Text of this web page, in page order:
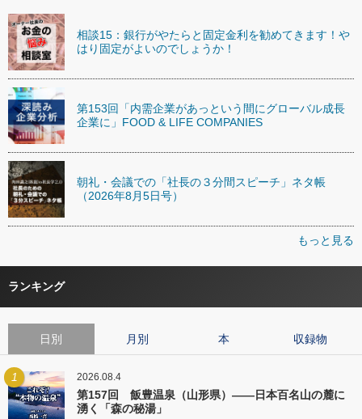
相談15：銀行がやたらと固定金利を勧めてきます！や
はり固定がよいのでしょうか！
第153回「内需企業があっという間にグローバル成長
企業に」FOOD & LIFE COMPANIES
朝礼・会議での「社長の３分間スピーチ」ネタ帳
（2026年8月5日号）
もっと見る
ランキング
日別 月別 本 収録物
1 2026.08.4
第157回 飯豊温泉（山形県）――日本百名山の麓に
湧く「森の秘湯」